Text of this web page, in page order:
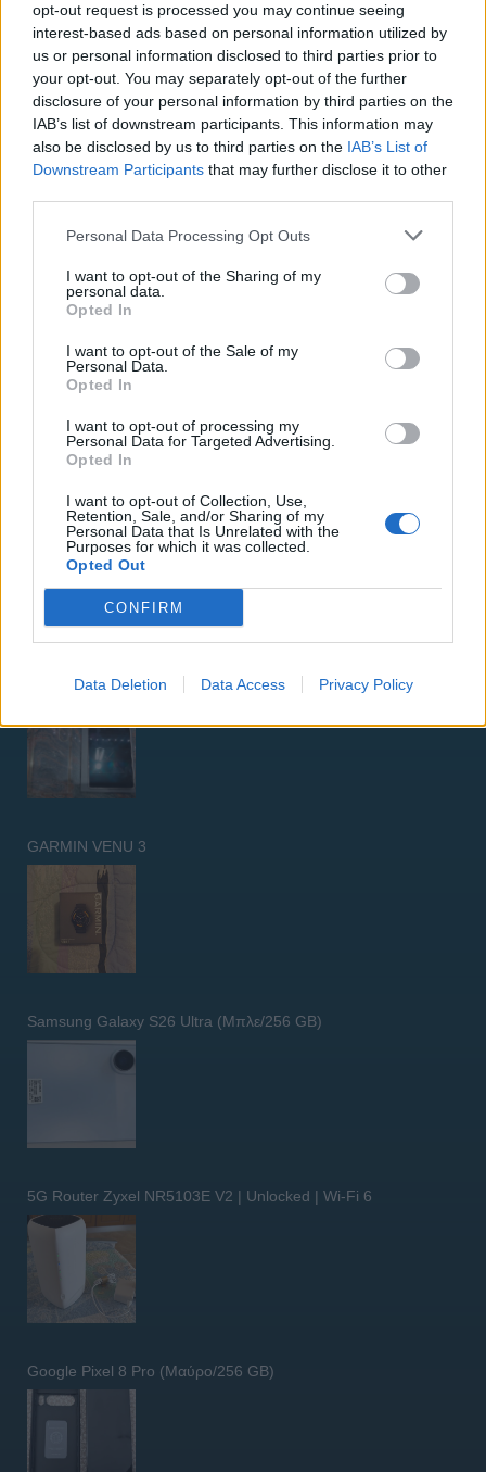
opt-out request is processed you may continue seeing
interest-based ads based on personal information utilized by
us or personal information disclosed to third parties prior to
your opt-out. You may separately opt-out of the further
disclosure of your personal information by third parties on the
IAB’s list of downstream participants. This information may
also be disclosed by us to third parties on the IAB’s List of
Downstream Participants that may further disclose it to other
Personal Data Processing Opt Outs
I want to opt-out of the Sharing of my
personal data.
Opted In
I want to opt-out of the Sale of my
Personal Data.
Opted In
I want to opt-out of processing my
Personal Data for Targeted Advertising.
Opted In
I want to opt-out of Collection, Use,
Retention, Sale, and/or Sharing of my
Personal Data that Is Unrelated with the
Purposes for which it was collected.
Opted Out
CONFIRM
Data Deletion Data Access Privacy Policy
ΑΓΓΕΛΊΕΣ
GARMIN VENU 3
Samsung Galaxy S26 Ultra (Μπλε/256 GB)
5G Router Zyxel NR5103E V2 | Unlocked | Wi-Fi 6
Google Pixel 8 Pro (Μαύρο/256 GB)